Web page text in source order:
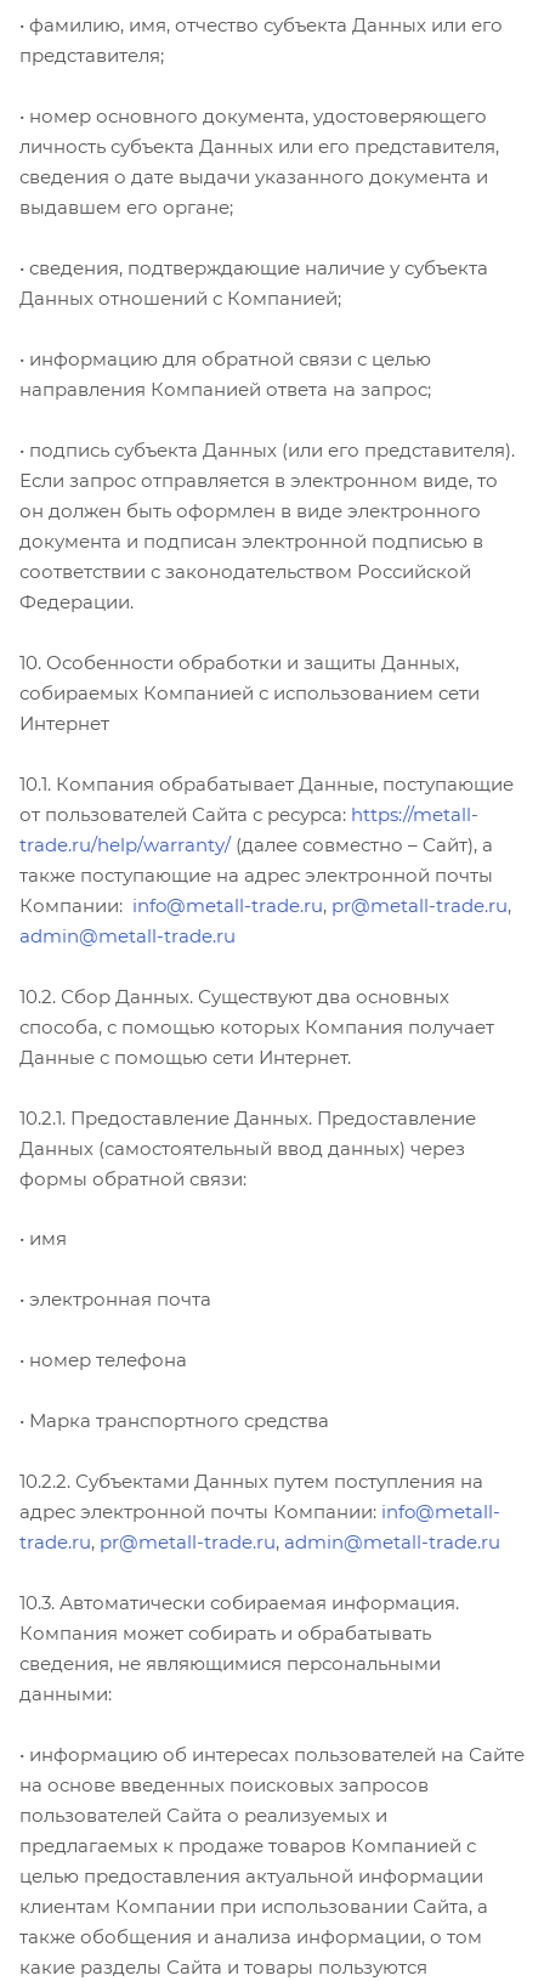
• фамилию, имя, отчество субъекта Данных или его
представителя;
• номер основного документа, удостоверяющего
личность субъекта Данных или его представителя,
сведения о дате выдачи указанного документа и
выдавшем его органе;
• сведения, подтверждающие наличие у субъекта
Данных отношений с Компанией;
• информацию для обратной связи с целью
направления Компанией ответа на запрос;
• подпись субъекта Данных (или его представителя).
Если запрос отправляется в электронном виде, то
он должен быть оформлен в виде электронного
документа и подписан электронной подписью в
соответствии с законодательством Российской
Федерации.
10. Особенности обработки и защиты Данных,
собираемых Компанией с использованием сети
Интернет
10.1. Компания обрабатывает Данные, поступающие
от пользователей Cайта с ресурса: https://metall-
trade.ru/help/warranty/(далее совместно – Cайт), а
также поступающие на адрес электронной почты
Компании: info@metall-trade.ru, pr@metall-trade.ru,
admin@metall-trade.ru
10.2. Сбор Данных. Существуют два основных
способа, с помощью которых Компания получает
Данные с помощью сети Интернет.
10.2.1. Предоставление Данных. Предоставление
Данных (самостоятельный ввод данных) через
формы обратной связи:
• имя
• электронная почта
• номер телефона
• Марка транспортного средства
10.2.2. Субъектами Данных путем поступления на
адрес электронной почты Компании: info@metall-
trade.ru, pr@metall-trade.ru, admin@metall-trade.ru
10.3. Автоматически собираемая информация.
Компания может собирать и обрабатывать
сведения, не являющимися персональными
данными:
• информацию об интересах пользователей на Сайте
на основе введенных поисковых запросов
пользователей Сайта о реализуемых и
предлагаемых к продаже товаров Компанией с
целью предоставления актуальной информации
клиентам Компании при использовании Сайта, а
также обобщения и анализа информации, о том
какие разделы Сайта и товары пользуются